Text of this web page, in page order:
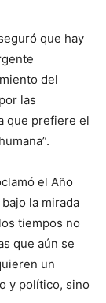
que hay
del
las
que prefiere el
el Año
la mirada
tiempos no
que aún se
un
y político, sino